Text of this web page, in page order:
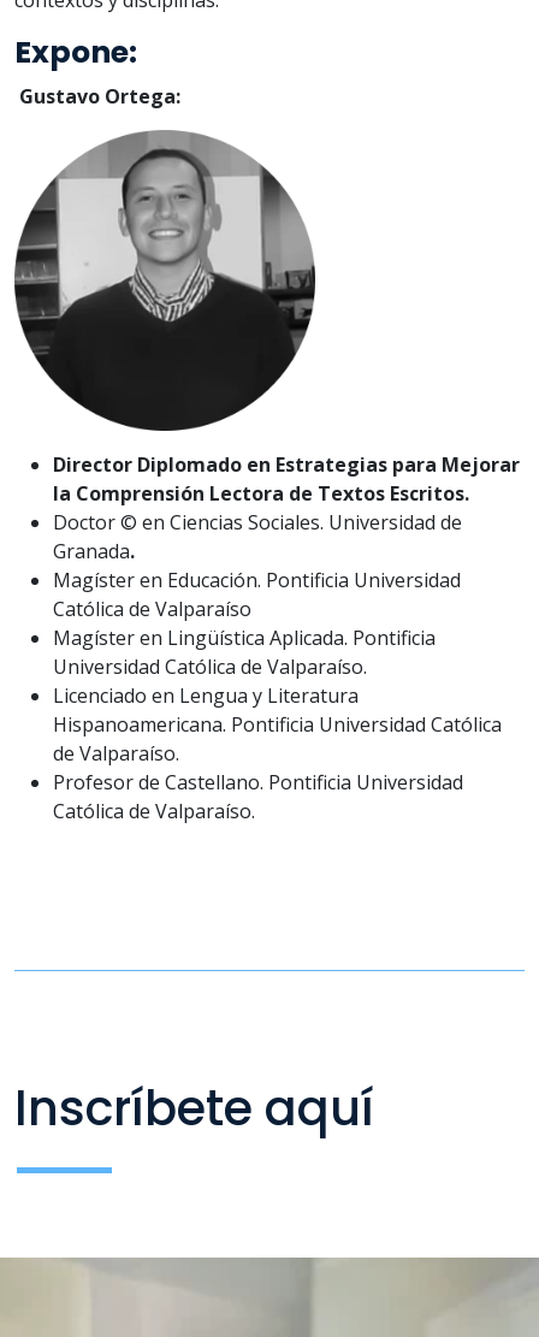
Expone:
Gustavo Ortega:
Director Diplomado en Estrategias para Mejorar
la Comprensión Lectora de Textos Escritos.
Doctor © en Ciencias Sociales. Universidad de
Granada.
Magíster en Educación. Pontificia Universidad
Católica de Valparaíso
Magíster en Lingüística Aplicada. Pontificia
Universidad Católica de Valparaíso.
Licenciado en Lengua y Literatura
Hispanoamericana. Pontificia Universidad Católica
de Valparaíso.
Profesor de Castellano. Pontificia Universidad
Católica de Valparaíso.
Inscríbete aquí